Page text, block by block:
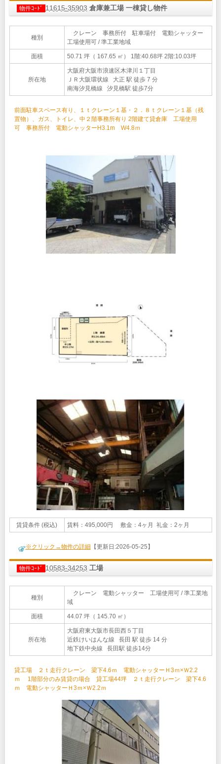
物件ｺｰﾄﾞ 11615-35903 倉庫兼工場 一棟貸し物件
種別
クレーン 事務所付 駐車場付 電動シャッター
工場使用可 / 準工業地域
面積 50.71 坪（ 167.65 ㎡） 1階:40.68坪 2階:10.03坪
所在地
大阪府大阪市浪速区木津川１丁目
ＪＲ大阪環状線 大正 駅 徒歩 7 分
南海汐見橋線 汐見橋駅 徒歩7分
前面駐車スペース有り、１ｔクレーン１基・２．８ｔクレーン１基（残
置物）、ガス、トイレ、中２階事務所有り 2階建て貸倉庫 工場使用
可 事務所付 電動シャッターH3.1m W4.8ｍ
賃貸条件 (税込) 賃料：495,000円 敷金：4ヶ月 礼金：2ヶ月
※クリック→物件の詳細 【更新日:2026-05-25】
物件ｺｰﾄﾞ 10583-34253 工場
種別
クレーン 電動シャッター 工場使用可 / 準工業地
域
面積 44.07 坪（ 145.70 ㎡）
所在地
大阪府東大阪市長田西５丁目
近鉄けいはんな線 長田 駅 徒歩 14 分
地下鉄中央線 長田駅 徒歩14分
貸工場 ２ｔ走行クレーン 梁下4.6ｍ 電動シャッターＨ3ｍ×Ｗ2.2
ｍ 1階部分のみ賃貸の場合 貸工場44坪 ２ｔ走行クレーン 梁下4.6
ｍ 電動シャッターＨ3ｍ×Ｗ2.2ｍ